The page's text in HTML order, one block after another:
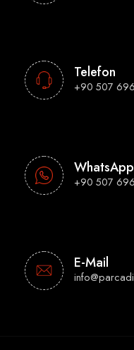
Telefon
+90 507
WhatsApp
+90 507
E-Mail